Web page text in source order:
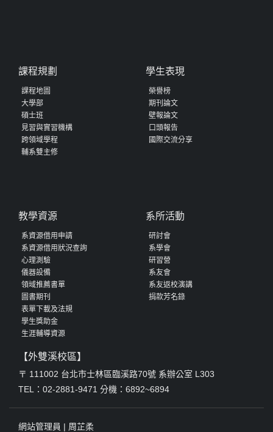
課程規劃
課程地圖
大學部
碩士班
見習與實習機構
跨領域學程
輔系雙主修
學生表現
榮譽榜
期刊論文
壁報論文
口頭報告
國際交流分享
教學資源
系資源借用申請
系資源借用狀況查詢
心理測驗
儀器設備
領域推薦書單
圖書期刊
表單下載及法規
學生獎助金
生涯輔導資源
系所活動
研討會
系學會
研習營
系友會
系友返校演講
捐款芳名錄
【外雙溪校區】
〒 111002 台北市士林區臨溪路70號 系辦公室 L303
TEL：02-2881-9471 分機：6892~6894
網站管理員 | 周芷柔